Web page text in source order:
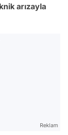
arızayla
Reklam